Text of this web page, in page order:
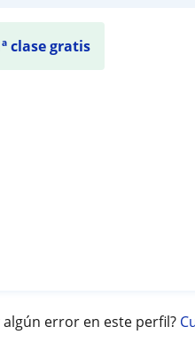
clase gratis
algún error en este perfil?